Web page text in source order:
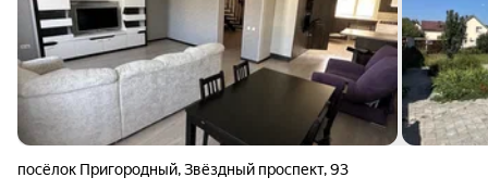
посёлок Пригородный,Звёздный проспект,93